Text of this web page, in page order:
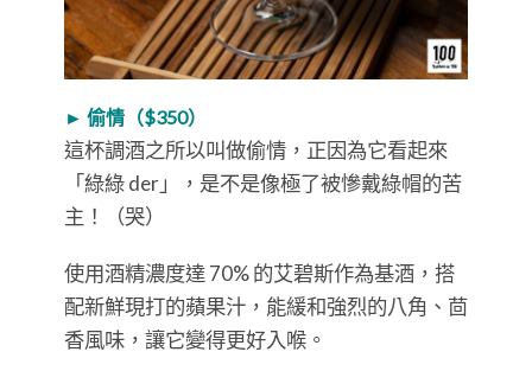
► 偷情（$350）
這杯調酒之所以叫做偷情，正因為它看起來
「綠綠 der」，是不是像極了被慘戴綠帽的苦
主！（哭）
使用酒精濃度達 70% 的艾碧斯作為基酒，搭
配新鮮現打的蘋果汁，能緩和強烈的八角、茴
香風味，讓它變得更好入喉。